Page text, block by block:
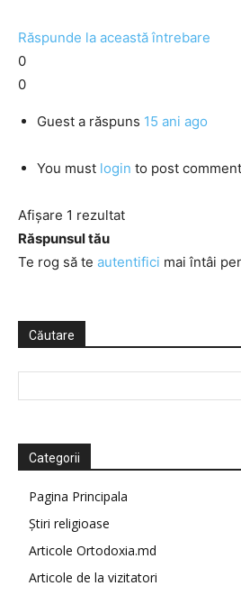
Răspunde la această întrebare
0
0
Guest a răspuns 15 ani ago
You must login to post
Afișare 1 rezultat
Răspunsul tău
Te rog să te autentifici mai întâi
Căutare
Categorii
Pagina Principala
Știri religioase
Articole Ortodoxia.md
Articole de la vizitatori